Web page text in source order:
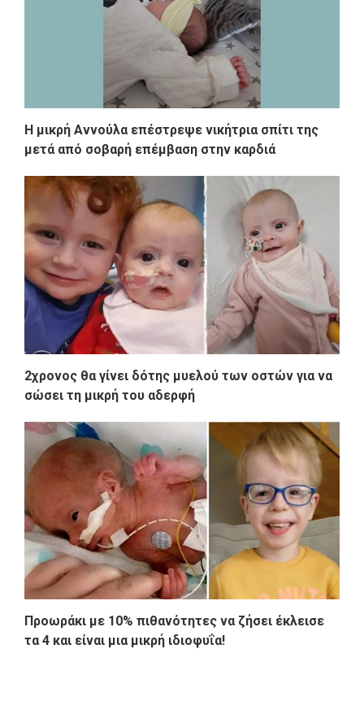
Η μικρή Αννούλα επέστρεψε νικήτρια σπίτι της
μετά από σοβαρή επέμβαση στην καρδιά
2χρονος θα γίνει δότης μυελού των οστών για να
σώσει τη μικρή του αδερφή
Προωράκι με 10% πιθανότητες να ζήσει έκλεισε
τα 4 και είναι μια μικρή ιδιοφυΐα!